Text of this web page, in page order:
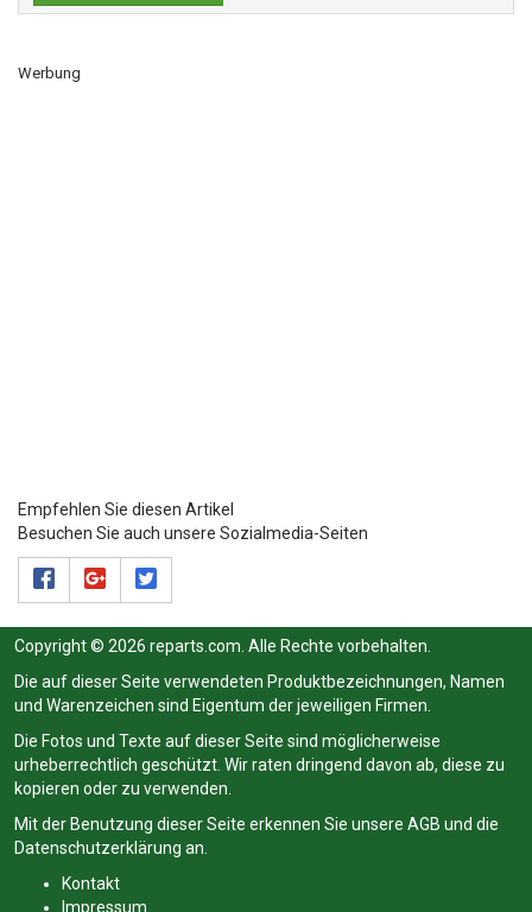
Werbung
Empfehlen Sie diesen Artikel
Besuchen Sie auch unsere Sozialmedia-Seiten
Copyright © 2026 reparts.com. Alle Rechte vorbehalten.
Die auf dieser Seite verwendeten Produktbezeichnungen, Namen
und Warenzeichen sind Eigentum der jeweiligen Firmen.
Die Fotos und Texte auf dieser Seite sind möglicherweise
urheberrechtlich geschützt. Wir raten dringend davon ab, diese zu
kopieren oder zu verwenden.
Mit der Benutzung dieser Seite erkennen Sie unsere AGB und die
Datenschutzerklärung an.
Kontakt
Impressum